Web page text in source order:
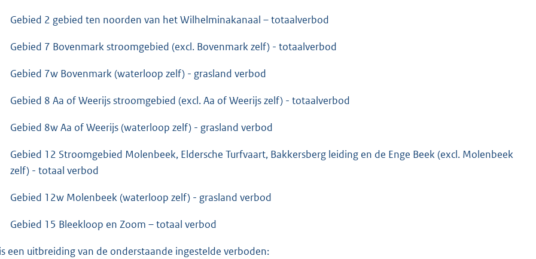
Gebied 2 gebied ten noorden van het Wilhelminakanaal – totaalverbod
Gebied 7 Bovenmark stroomgebied (excl. Bovenmark zelf) - totaalverbod
Gebied 7w Bovenmark (waterloop zelf) - grasland verbod
Gebied 8 Aa of Weerijs stroomgebied (excl. Aa of Weerijs zelf) - totaalverbod
Gebied 8w Aa of Weerijs (waterloop zelf) - grasland verbod
Gebied 12 Stroomgebied Molenbeek, Eldersche Turfvaart, Bakkersberg leiding en de Enge Beek (excl. Molenbeek
zelf) - totaal verbod
Gebied 12w Molenbeek (waterloop zelf) - grasland verbod
Gebied 15 Bleekloop en Zoom – totaal verbod
een uitbreiding van de onderstaande ingestelde verboden: